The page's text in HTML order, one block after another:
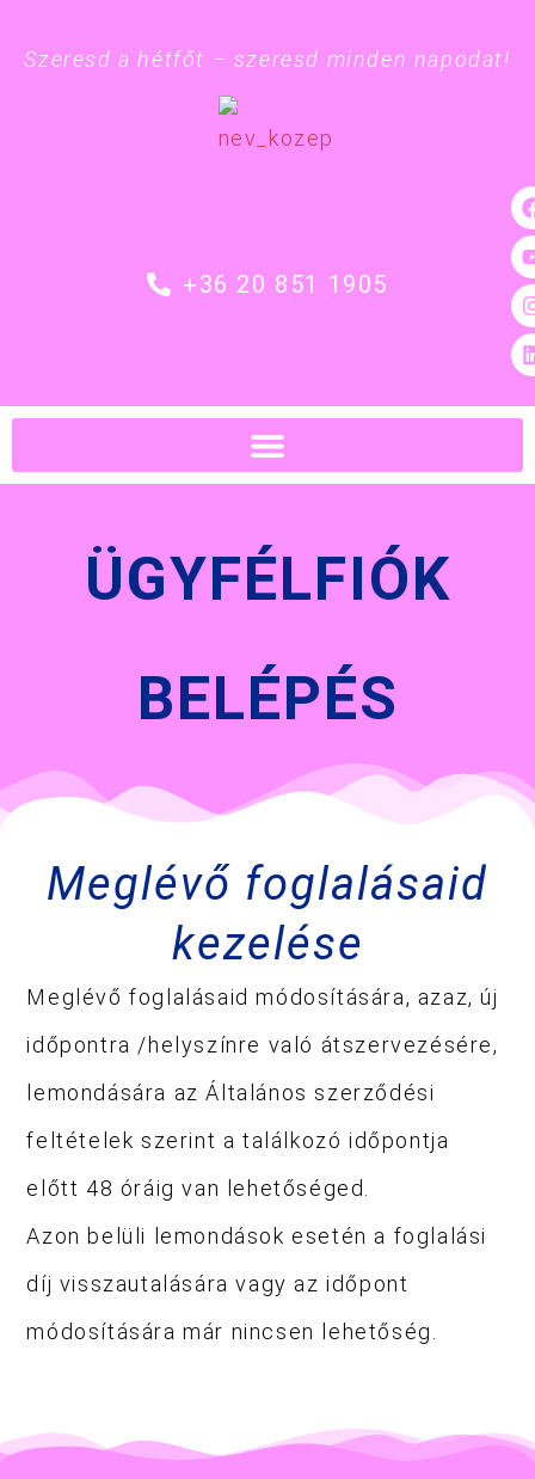
Szeresd a hétfőt – szeresd minden napodat!
+36 20 851 1905
ÜGYFÉLFIÓK
BELÉPÉS
Meglévő foglalásaid
kezelése
Meglévő foglalásaid módosítására, azaz, új
időpontra /helyszínre való átszervezésére,
lemondására az Általános szerződési
feltételek szerint a találkozó időpontja
előtt 48 óráig van lehetőséged.
Azon belüli lemondások esetén a foglalási
díj visszautalására vagy az időpont
módosítására már nincsen lehetőség.